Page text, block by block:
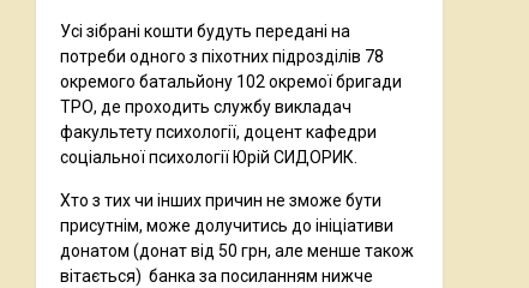
Усі зібрані кошти будуть передані на
потреби одного з піхотних підрозділів 78
окремого батальйону 102 окремої бригади
ТРО, де проходить службу викладач
факультету психології, доцент кафедри
соціальної психології Юрій СИДОРИК.
Хто з тих чи інших причин не зможе бути
присутнім, може долучитись до ініціативи
донатом (донат від 50 грн, але менше також
вітається) банка за посиланням нижче